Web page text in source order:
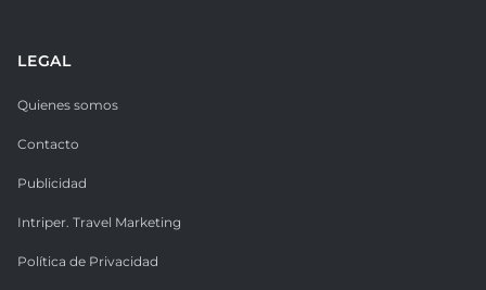
LEGAL
Quienes somos
Contacto
Publicidad
Intriper. Travel Marketing
Política de Privacidad